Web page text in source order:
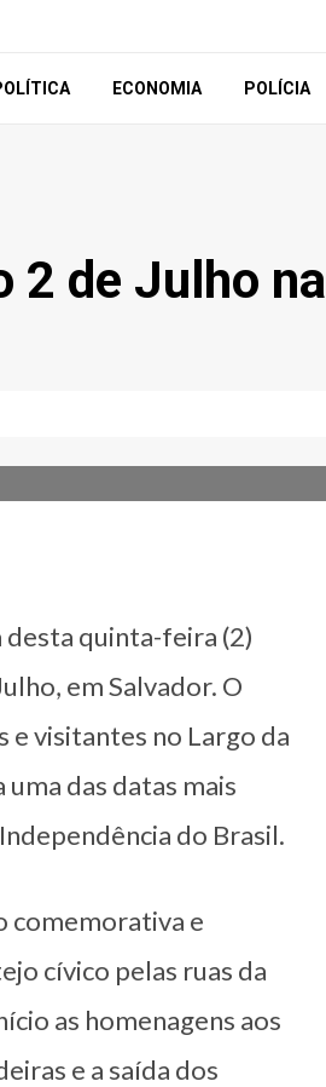
ECONOMIA POLÍCIA
2 de Julho na
quinta-feira (2)
em Salvador. O
visitantes no Largo da
das datas mais
do Brasil.
comemorativa e
cívico pelas ruas da
as homenagens aos
e a saída dos